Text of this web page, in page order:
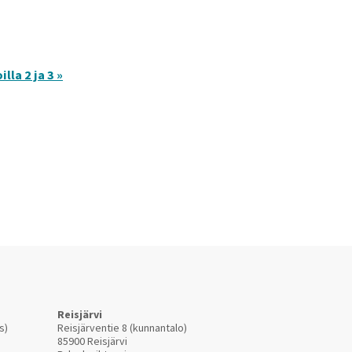
2 ja 3 »
Reisjärvi
Reisjärventie 8 (kunnantalo)
85900 Reisjärvi